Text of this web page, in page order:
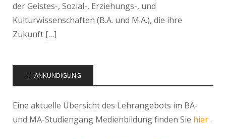
der Geistes-, Sozial-, Erziehungs-, und
Kulturwissenschaften (B.A. und M.A.), die ihre
Zukunft […]
ANKÜNDIGUNG
Eine aktuelle Übersicht des Lehrangebots im BA-
und MA-Studiengang Medienbildung finden Sie hier.